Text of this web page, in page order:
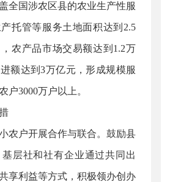
全国涉农区县的农业生产性服
托管等服务土地面积达到2.5
农产品市场交易额达到1.2万
额达到3万亿元，形成规模服
户3000万户以上。
农户开展合作与联合。鼓励县
层社和社有企业通过共同出
享利益等方式，积极领办创办